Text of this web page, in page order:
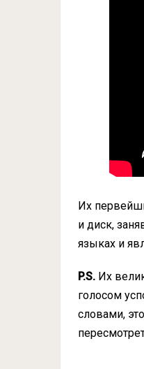
Их
и диск,
языках и
P.S. Их
голосом
словами,